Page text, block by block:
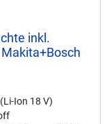
inkl.
Ion 18 V)